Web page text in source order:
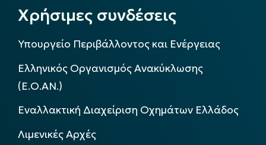
Χρήσιμες συνδέσεις
Υπουργείο Περιβάλλοντος και Ενέργειας
Ελληνικός Οργανισμός Ανακύκλωσης
(Ε.Ο.ΑΝ.)
Εναλλακτική Διαχείριση Οχημάτων Ελλάδος
Λιμενικές Αρχές